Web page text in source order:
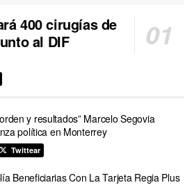
400 cirugías de
al DIF
y resultados” Marcelo Segovia
política en Monterrey
Twittear
Beneficiarias Con La Tarjeta Regia Plus